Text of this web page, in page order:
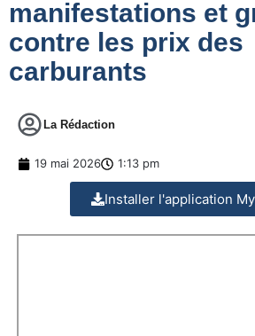
manifestations et
contre les prix des
carburants
La Rédaction
19 mai 2026 1:13 pm
Installer l'application